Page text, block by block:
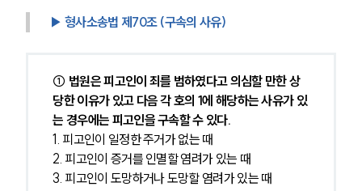
▶ 형사소송법 제70조 (구속의 사유)
① 법원은 피고인이 죄를 범하였다고 의심할 만한 상
당한 이유가 있고 다음 각 호의 1에 해당하는 사유가 있
는 경우에는 피고인을 구속할 수 있다.
1. 피고인이 일정한 주거가 없는 때
2. 피고인이 증거를 인멸할 염려가 있는 때
3. 피고인이 도망하거나 도망할 염려가 있는 때